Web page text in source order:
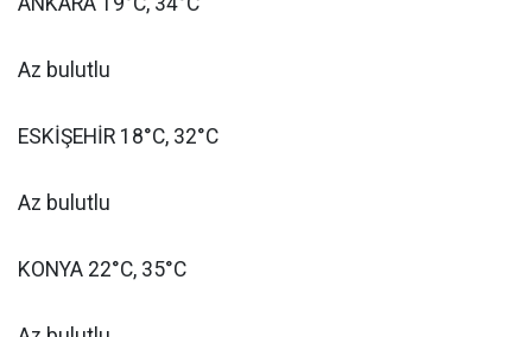
Az bulutlu
ESKİŞEHİR 18°C, 32°C
Az bulutlu
KONYA 22°C, 35°C